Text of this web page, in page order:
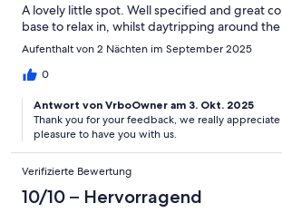
A lovely little spot. Well specified and great
base to relax in, whilst daytripping around
Aufenthalt von 2 Nächten im September 2025
0
Antwort von VrboOwner am 3. Okt. 2025
Thank you for your feedback, we really
pleasure to have you with us.
Verifizierte Bewertung
10/10 – Hervorragend